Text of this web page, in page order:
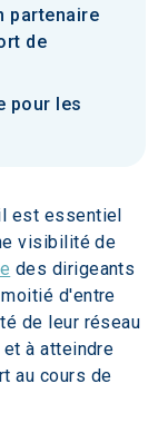
partenaire
de
pour les
est essentiel
visibilité de
des dirigeants
d'entre
de leur réseau
à atteindre
au cours de